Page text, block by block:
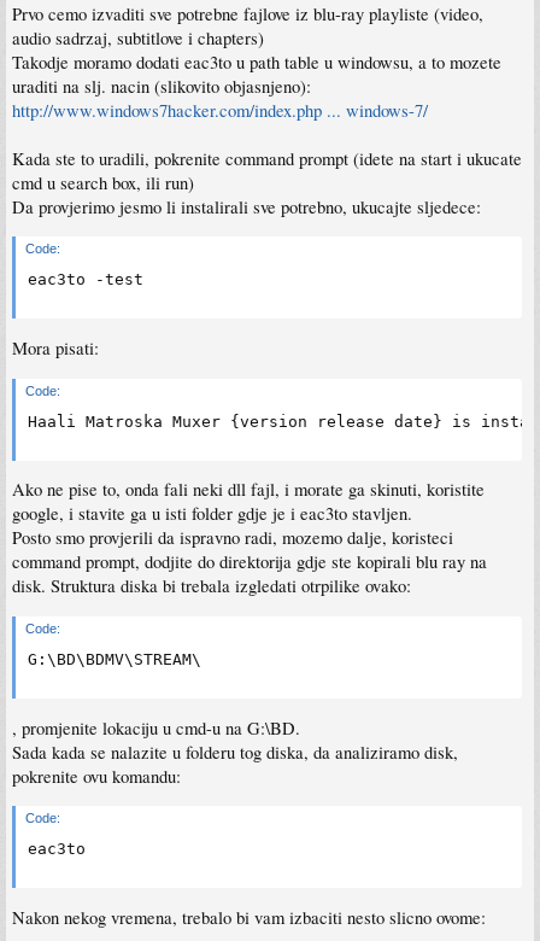
Prvo cemo izvaditi sve potrebne fajlove iz blu-ray playliste (video,
audio sadrzaj, subtitlove i chapters)
Takodje moramo dodati eac3to u path table u windowsu, a to mozete
uraditi na slj. nacin (slikovito objasnjeno):
http://www.windows7hacker.com/index.php ... windows-7/
Kada ste to uradili, pokrenite command prompt (idete na start i ukucate
cmd u search box, ili run)
Da provjerimo jesmo li instalirali sve potrebno, ukucajte sljedece:
Code:
eac3to -test
Mora pisati:
Code:
Haali Matroska Muxer {version release date} is
Ako ne pise to, onda fali neki dll fajl, i morate ga skinuti, koristite
google, i stavite ga u isti folder gdje je i eac3to stavljen.
Posto smo provjerili da ispravno radi, mozemo dalje, koristeci
command prompt, dodjite do direktorija gdje ste kopirali blu ray na
disk. Struktura diska bi trebala izgledati otrpilike ovako:
Code:
G:\BD\BDMV\STREAM\
, promjenite lokaciju u cmd-u na G:\BD.
Sada kada se nalazite u folderu tog diska, da analiziramo disk,
pokrenite ovu komandu:
Code:
eac3to
Nakon nekog vremena, trebalo bi vam izbaciti nesto slicno ovome: